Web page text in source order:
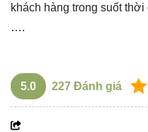
khách hàng trong suốt
….
5.0 227 Đánh giá